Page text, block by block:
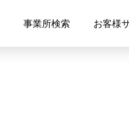
事業所検索 お客様